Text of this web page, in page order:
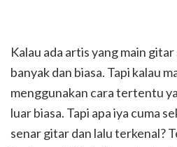
Kalau ada artis yang main
banyak dan biasa. Tapi kalau
menggunakan cara tertentu
luar biasa. Tapi apa iya cuma
senar gitar dan lalu terkenal?